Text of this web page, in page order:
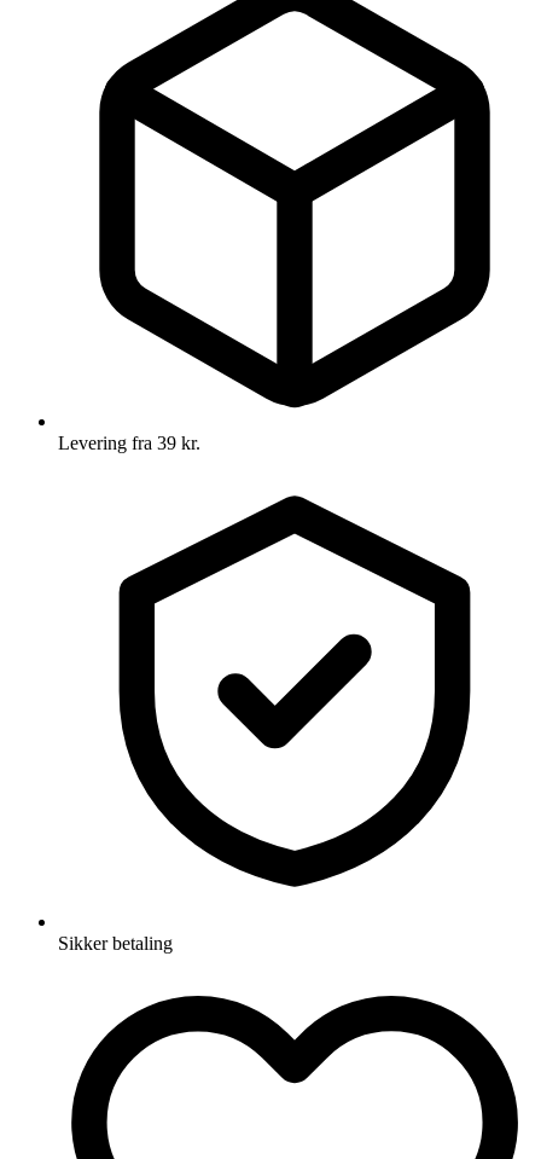
Levering fra 39 kr.
Sikker betaling